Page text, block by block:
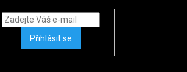
Přihlásit se